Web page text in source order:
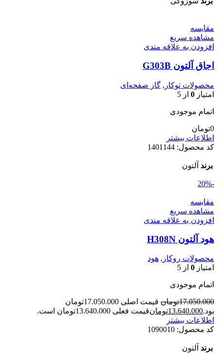
مقایسه
مشاهده سریع
افزودن به علاقه مندی
اجاق آلتون G303B
محصولات توکار , گاز صفحه‌ای
امتیاز 0 از 5
اتمام موجودی
0تومان
اطلاعات بیشتر
کد محصول: 1401144
برند آلتون
-20%
مقایسه
مشاهده سریع
افزودن به علاقه مندی
هود آلتون H308N
محصولات روکار , هود
امتیاز 0 از 5
اتمام موجودی
17.050.000تومان
قیمت اصلی 17.050.000تومان
بود.13.640.000تومانقیمت فعلی 13.640.000تومان است.
اطلاعات بیشتر
کد محصول: 1090010
برند آلتون